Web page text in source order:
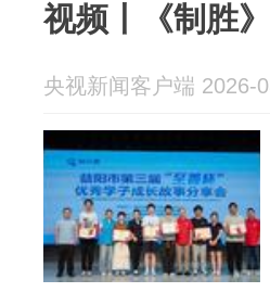
视频丨《制胜
央视新闻客户端 2026-